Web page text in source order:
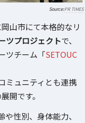
PR TIMES
山市にて本格的なリ
ツプロジェクトで、
ツチーム「SETOUC
ミュニティとも連携
開です。
性別、身体能力、